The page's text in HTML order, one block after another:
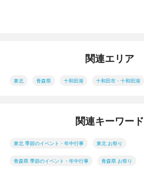
関連エリア
東北 青森県 十和田湖 十和田市・十和田湖
関連キーワード
東北 季節のイベント・年中行事 東北 お祭り
青森県 季節のイベント・年中行事 青森県 お祭り